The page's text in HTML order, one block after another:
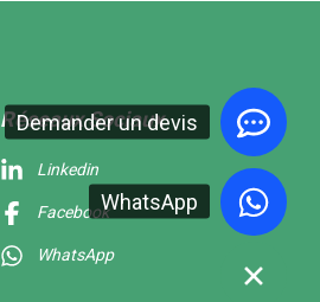
Demander un devis
WhatsApp
Réseaux Sociaux
Linkedin
Facebook
WhatsApp